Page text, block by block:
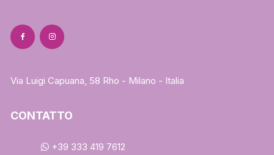
Via Luigi Capuana, 58 Rho - Milano - Italia
CONTATTO
+39 333 419 7612